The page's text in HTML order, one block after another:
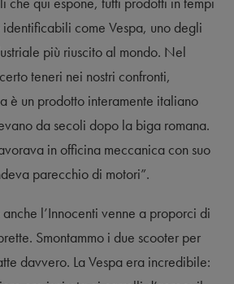
identificabili come Vespa, uno degli
più riuscito al mondo. Nel
teneri nei nostri confronti,
è un prodotto interamente italiano
da secoli dopo la biga romana.
in officina meccanica con suo
parecchio di motori”.
anche l’Innocenti venne a proporci di
Smontammo i due scooter per
davvero. La Vespa era incredibile: